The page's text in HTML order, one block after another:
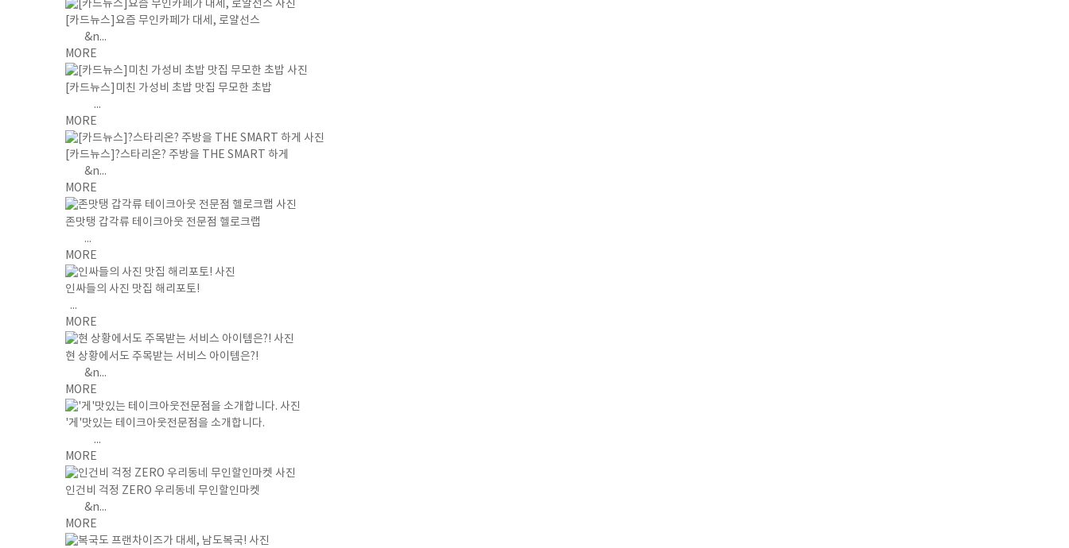
[카드뉴스]요즘 무인카페가 대세, 로얄선스
&n...
MORE
[카드뉴스]미친 가성비 초밥 맛집 무모한 초밥
...
MORE
[카드뉴스]?스타리온? 주방을 THE SMART 하게
&n...
MORE
존맛탱 갑각류 테이크아웃 전문점 헬로크랩
...
MORE
인싸들의 사진 맛집 해리포토!
...
MORE
현 상황에서도 주목받는 서비스 아이템은?!
&n...
MORE
'게'맛있는 테이크아웃전문점을 소개합니다.
...
MORE
인건비 걱정 ZERO 우리동네 무인할인마켓
&n...
MORE